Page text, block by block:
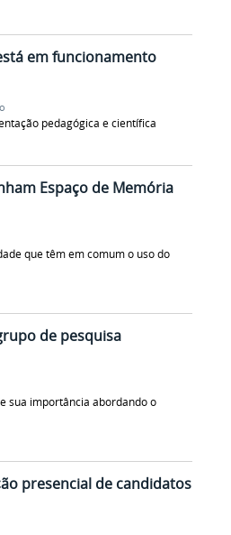
em funcionamento
pedagógica e científica
Espaço de Memória
que têm em comum o uso do
de pesquisa
sua importância abordando o
presencial de candidatos